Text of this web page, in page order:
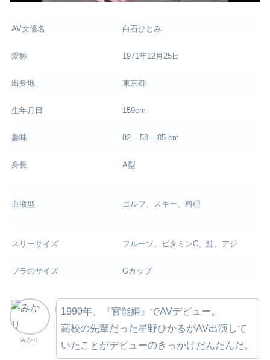
AV女優名 白石ひとみ
愛称 1971年12月25日
出身地 東京都
生年月日 159cm
趣味 82 – 58 – 85 cm
身長 A型
血液型 ゴルフ、スキー、料理
スリーサイズ フルーツ、ビタミンC、鮭、アジ
ブラのサイズ Gカップ
みかり
1990年、『官能姫』でAVデビュー。
高校の先輩だった星野ひかるがAV出演して
いたことがデビューのきっかけだんたんだ。